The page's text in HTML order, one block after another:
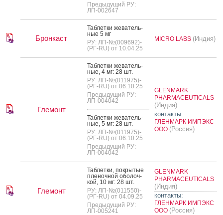
Предыдущий РУ:
ЛП-002647
Бронкаст
Таб­летки же­ватель­
ные 5 мг
РУ: ЛП-№(009692)-
(РГ-RU) от 10.04.25
MICRO LABS (Индия)
Глемонт
Таб­летки же­ватель­
ные, 4 мг: 28 шт.
РУ: ЛП-№(011975)-
(РГ-RU) от 06.10.25
Предыдущий РУ:
ЛП-004042
Таб­летки же­ватель­
ные, 5 мг: 28 шт.
РУ: ЛП-№(011975)-
(РГ-RU) от 06.10.25
Предыдущий РУ:
ЛП-004042
GLENMARK
PHARMACEUTICALS
(Индия)
контакты:
ГЛЕНМАРК ИМПЭКС
ООО (Россия)
Глемонт
Таб­летки, пок­ры­тые
пле­ноч­ной обо­лоч­
кой, 10 мг: 28 шт.
РУ: ЛП-№(011550)-
(РГ-RU) от 04.09.25
Предыдущий РУ:
ЛП-005241
GLENMARK
PHARMACEUTICALS
(Индия)
контакты:
ГЛЕНМАРК ИМПЭКС
ООО (Россия)